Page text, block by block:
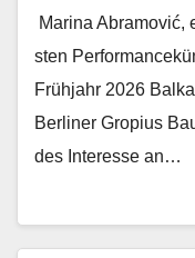
Mari­na
sten
Früh­jahr 2026
Berlin­er Gropius
des Inter­esse an…